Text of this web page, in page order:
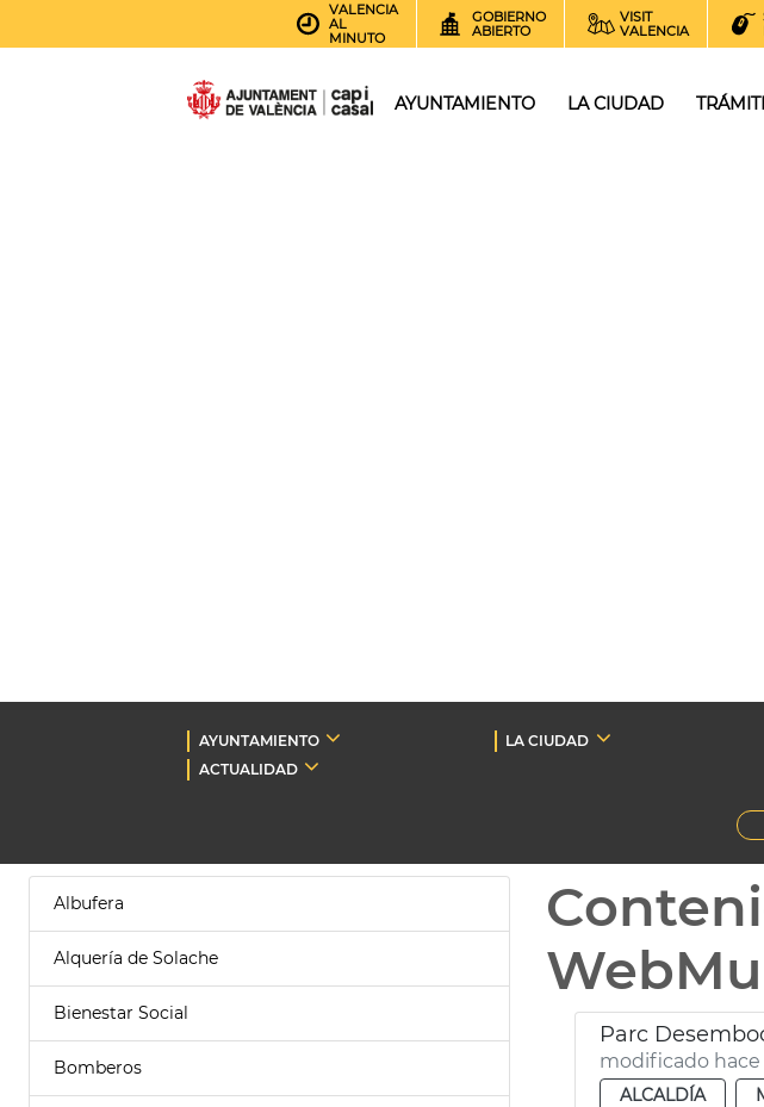
VALENCIA
AL
MINUTO
GOBIERNO
ABIERTO
VISIT
VALENCIA
AYUNTAMIENTO LA CIUDAD
AYUNTAMIENTO LA CIUDAD
ACTUALIDAD
Albufera
Alquería de Solache
Bienestar Social
Bomberos
Parc
modificado hace
ALCALDÍA